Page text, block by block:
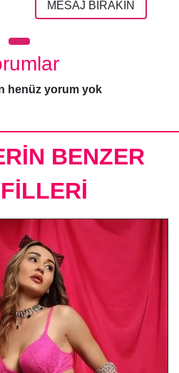
MESAJ BIRAKIN
henüz yorum yok
BENZER